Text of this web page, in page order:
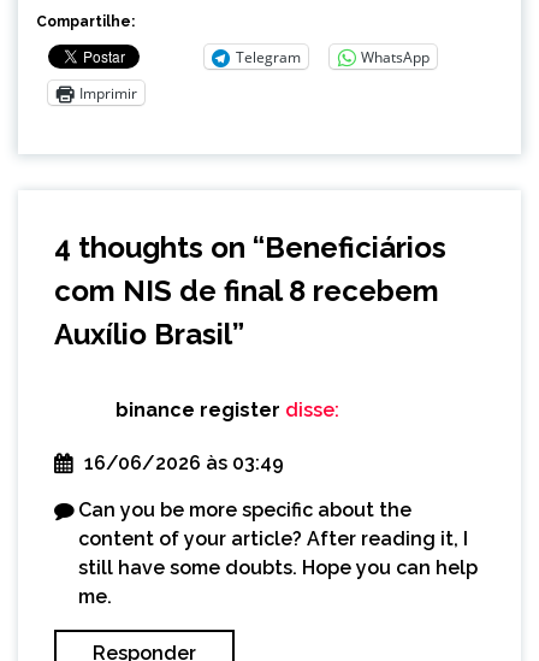
Compartilhe:
Telegram
WhatsApp
Imprimir
4 thoughts on “Beneficiários
com NIS de final 8 recebem
Auxílio Brasil”
binance register disse:
16/06/2026 às 03:49
Can you be more specific about the
content of your article? After reading it, I
still have some doubts. Hope you can help
me.
Responder